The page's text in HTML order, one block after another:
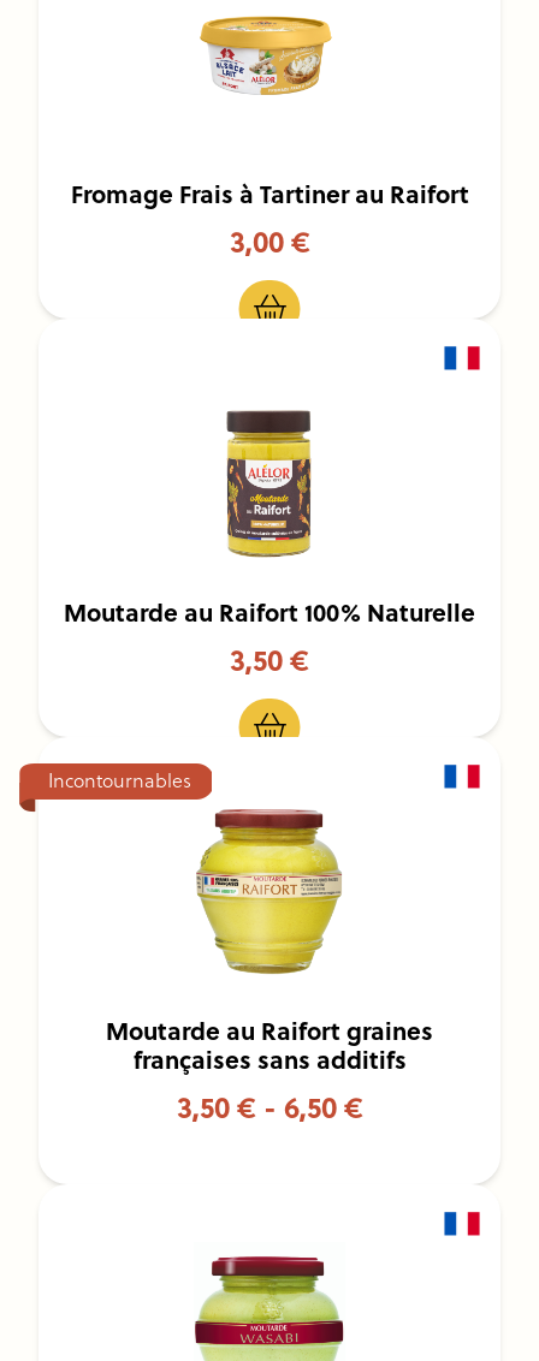
Fromage Frais à Tartiner au Raifort
3,00 €
Moutarde au Raifort 100% Naturelle
3,50 €
Incontournables
Moutarde au Raifort graines
françaises sans additifs
3,50 € - 6,50 €